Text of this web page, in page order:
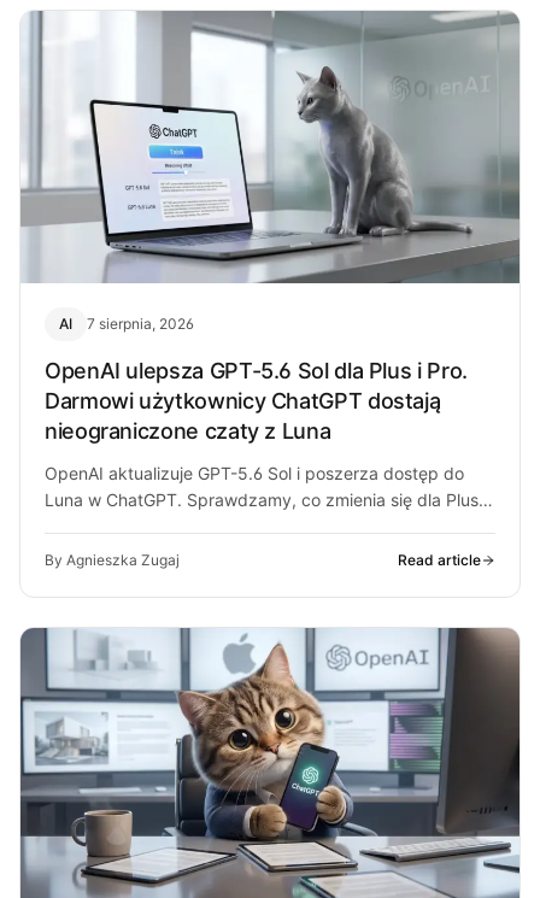
AI 7 sierpnia, 2026
OpenAI ulepsza GPT-5.6 Sol dla Plus i Pro.
Darmowi użytkownicy ChatGPT dostają
nieograniczone czaty z Luna
OpenAI aktualizuje GPT-5.6 Sol i poszerza dostęp do
Luna w ChatGPT. Sprawdzamy, co zmienia się dla Plus,
By Agnieszka Zugaj Read article